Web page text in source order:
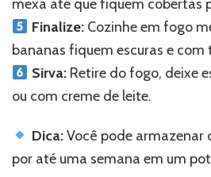
mexa até que fiquem cobertas
Finalize:Cozinhe em fogo
bananas fiquem escuras e
Sirva:Retire do fogo, deixe
ou com creme de leite.
Dica:Você pode armazenar
por até uma semana em um